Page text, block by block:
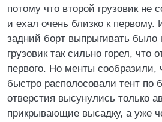
потому что второй грузовик не
и ехал очень близко к первому.
задний борт выпрыгивать было
грузовик так сильно горел, что
первого. Но менты сообразили,
быстро располосовали тент по
отверстия высунулись только
прикрывающие высадку, а уже